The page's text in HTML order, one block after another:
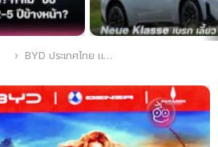
BYD ประเทศไทย และ เรเว่ ร่วมสปอนเซอร์หนังฟอร์มยักษ์ SUPERGIRL ภายใต้แคมเปญ ‘Fly With SUPERGIRL, Drive With BYD’